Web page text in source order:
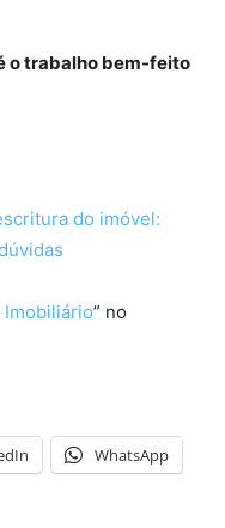
o trabalho bem-feito
do imóvel:
Imobiliário” no
WhatsApp